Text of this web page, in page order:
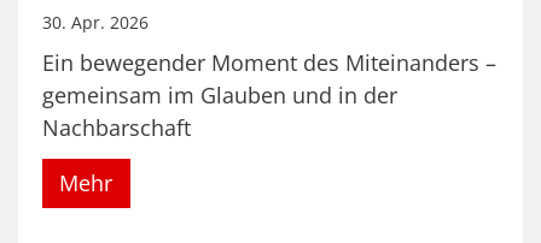
30. Apr. 2026
Ein bewegender Moment des Miteinanders –
gemeinsam im Glauben und in der
Nachbarschaft
Mehr